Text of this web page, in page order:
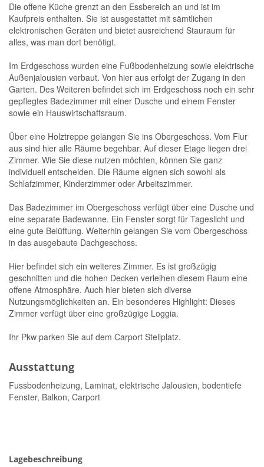
Die offene Küche grenzt an den Essbereich an und ist im
Kaufpreis enthalten. Sie ist ausgestattet mit sämtlichen
elektronischen Geräten und bietet ausreichend Stauraum für
alles, was man dort benötigt.
Im Erdgeschoss wurden eine Fußbodenheizung sowie elektrische
Außenjalousien verbaut. Von hier aus erfolgt der Zugang in den
Garten. Des Weiteren befindet sich im Erdgeschoss noch ein sehr
gepflegtes Badezimmer mit einer Dusche und einem Fenster
sowie ein Hauswirtschaftsraum.
Über eine Holztreppe gelangen Sie ins Obergeschoss. Vom Flur
aus sind hier alle Räume begehbar. Auf dieser Etage liegen drei
Zimmer. Wie Sie diese nutzen möchten, können Sie ganz
individuell entscheiden. Die Räume eignen sich sowohl als
Schlafzimmer, Kinderzimmer oder Arbeitszimmer.
Das Badezimmer im Obergeschoss verfügt über eine Dusche und
eine separate Badewanne. Ein Fenster sorgt für Tageslicht und
eine gute Belüftung. Weiterhin gelangen Sie vom Obergeschoss
in das ausgebaute Dachgeschoss.
Hier befindet sich ein weiteres Zimmer. Es ist großzügig
geschnitten und die hohen Decken verleihen diesem Raum eine
offene Atmosphäre. Auch hier bieten sich diverse
Nutzungsmöglichkeiten an. Ein besonderes Highlight: Dieses
Zimmer verfügt über eine großzügige Loggia.
Ihr Pkw parken Sie auf dem Carport Stellplatz.
Ausstattung
Fussbodenheizung, Laminat, elektrische Jalousien, bodentiefe
Fenster, Balkon, Carport
Lagebeschreibung